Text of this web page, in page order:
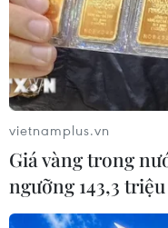
những trường học
em học sinh đều đeo
trong suốt quá trình
vietnamplus.vn
Giá vàng trong
ngưỡng 143,3